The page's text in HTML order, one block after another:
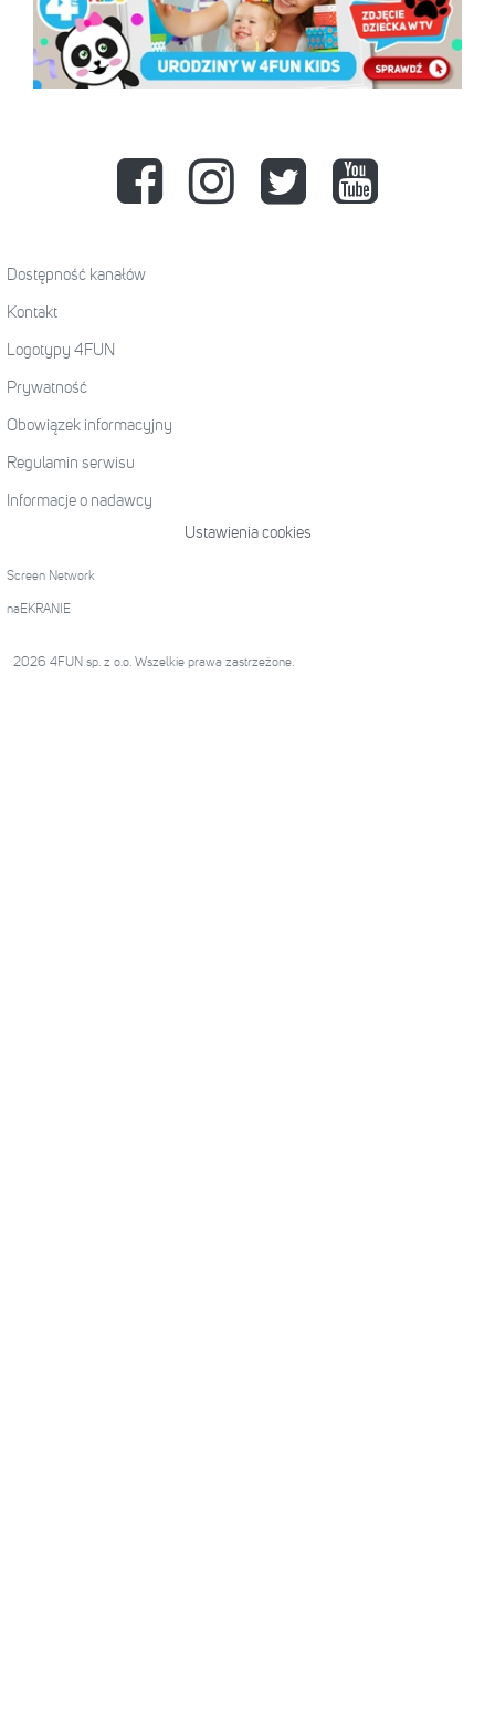
Dostępność kanałów
Kontakt
Logotypy 4FUN
Prywatność
Obowiązek informacyjny
Regulamin serwisu
Informacje o nadawcy
Ustawienia cookies
Screen Network
naEKRANIE
2026 4FUN sp. z o.o. Wszelkie prawa zastrzeżone.